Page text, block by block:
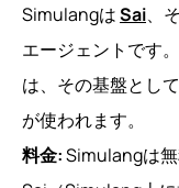
SimulangはSai、
エージェントです
は、その基盤とし
が使われます。
料金:Simulangは無